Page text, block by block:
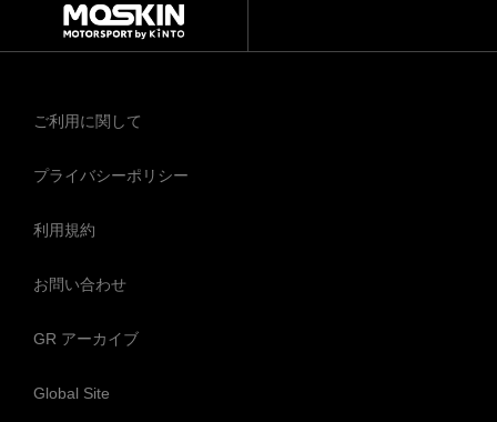
ご利用に関して
プライバシーポリシー
利用規約
お問い合わせ
GR アーカイブ
Global Site